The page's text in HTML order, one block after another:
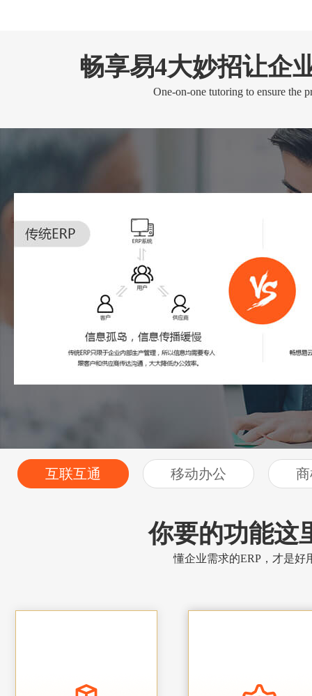
畅享易4大妙招让企
One-on-one tutoring to ensure the
互联互通 移动办公
你要的功能这
懂企业需求的ERP，才是好